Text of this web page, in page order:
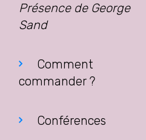
Présence de George
Sand
Comment
commander ?
Conférences